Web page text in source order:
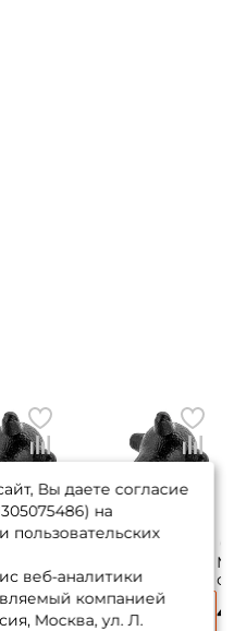
Фоксфишинг
(цвет рандомный)
70гр.
50 ₽
Вы даете согласие
на
пользовательских
веб-аналитики
компанией
Москва, ул. Л.